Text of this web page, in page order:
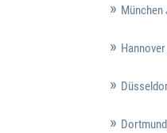
München